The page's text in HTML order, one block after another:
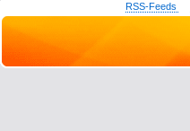
RSS-Feeds